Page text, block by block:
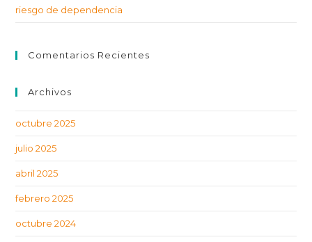
riesgo de dependencia
Comentarios Recientes
Archivos
octubre 2025
julio 2025
abril 2025
febrero 2025
octubre 2024